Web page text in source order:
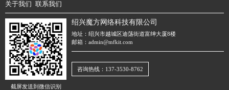
关于我们
联系我们
截屏发送到微信识别
绍兴魔方网络科技有限公司
地址：绍兴市越城区迪荡街道富绅大厦8楼
邮箱：admin@mfkit.com
咨询热线：137-3530-8762